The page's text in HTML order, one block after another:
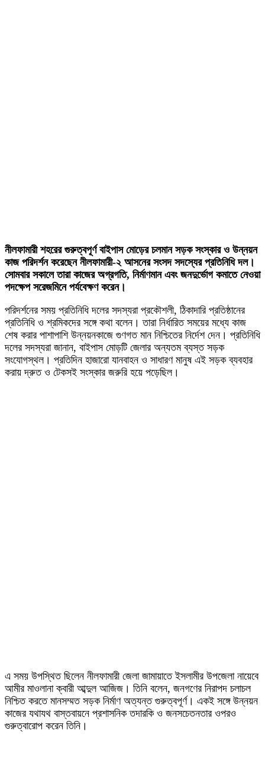
নীলফামারী শহরের গুরুত্বপূর্ণ বাইপাস মোড়ের চলমান সড়ক সংস্কার ও উন্নয়ন
কাজ পরিদর্শন করেছেন নীলফামারী-২ আসনের সংসদ সদস্যের প্রতিনিধি দল।
সোমবার সকালে তারা কাজের অগ্রগতি, নির্মাণমান এবং জনদুর্ভোগ কমাতে নেওয়া
পদক্ষেপ সরেজমিনে পর্যবেক্ষণ করেন।
পরিদর্শনের সময় প্রতিনিধি দলের সদস্যরা প্রকৌশলী, ঠিকাদারি প্রতিষ্ঠানের
প্রতিনিধি ও শ্রমিকদের সঙ্গে কথা বলেন। তারা নির্ধারিত সময়ের মধ্যে কাজ
শেষ করার পাশাপাশি উন্নয়নকাজে গুণগত মান নিশ্চিতের নির্দেশ দেন। প্রতিনিধি
দলের সদস্যরা জানান, বাইপাস মোড়টি জেলার অন্যতম ব্যস্ত সড়ক
সংযোগস্থল। প্রতিদিন হাজারো যানবাহন ও সাধারণ মানুষ এই সড়ক ব্যবহার
করায় দ্রুত ও টেকসই সংস্কার জরুরি হয়ে পড়েছিল।
এ সময় উপস্থিত ছিলেন নীলফামারী জেলা জামায়াতে ইসলামীর উপজেলা নায়েবে
আমীর মাওলানা ক্বারী আব্দুল আজিজ। তিনি বলেন, জনগণের নিরাপদ চলাচল
নিশ্চিত করতে মানসম্মত সড়ক নির্মাণ অত্যন্ত গুরুত্বপূর্ণ। একই সঙ্গে উন্নয়ন
কাজের যথাযথ বাস্তবায়নে প্রশাসনিক তদারকি ও জনসচেতনতার ওপরও
গুরুত্বারোপ করেন তিনি।